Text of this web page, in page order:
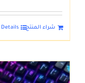
شراء المنتج Details